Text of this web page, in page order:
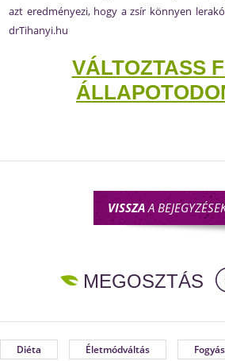
azt eredményezi, hogy a zsír könnyen
drTihanyi.hu
VÁLTOZTASS
VISSZAA
MEGOSZTÁS
Diéta Életmódváltás Fogyás